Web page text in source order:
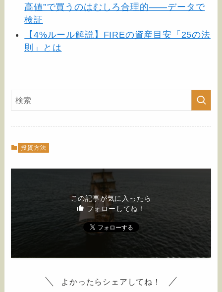
高値”で買うのはむしろ合理的——データで
検証
【4%ルール解説】FIREの資産目安「25の法
則」とは
投資方法
この記事が気に入ったら
フォローしてね！
よかったらシェアしてね！